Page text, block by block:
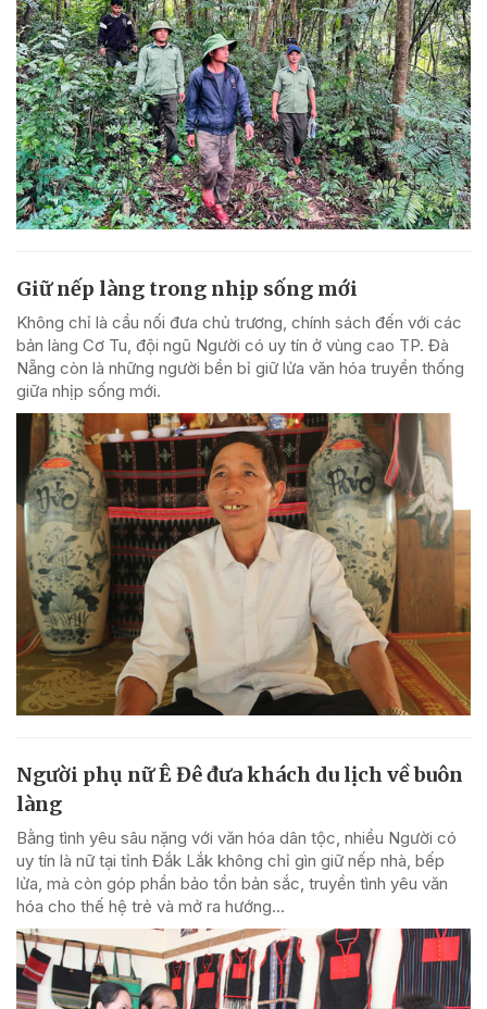
Giữ nếp làng trong nhịp sống mới
Không chỉ là cầu nối đưa chủ trương, chính sách đến với các
bản làng Cơ Tu, đội ngũ Người có uy tín ở vùng cao TP. Đà
Nẵng còn là những người bền bỉ giữ lửa văn hóa truyền thống
giữa nhịp sống mới.
Người phụ nữ Ê Đê đưa khách du lịch về buôn
làng
Bằng tình yêu sâu nặng với văn hóa dân tộc, nhiều Người có
uy tín là nữ tại tỉnh Đắk Lắk không chỉ gìn giữ nếp nhà, bếp
lửa, mà còn góp phần bảo tồn bản sắc, truyền tình yêu văn
hóa cho thế hệ trẻ và mở ra hướng...